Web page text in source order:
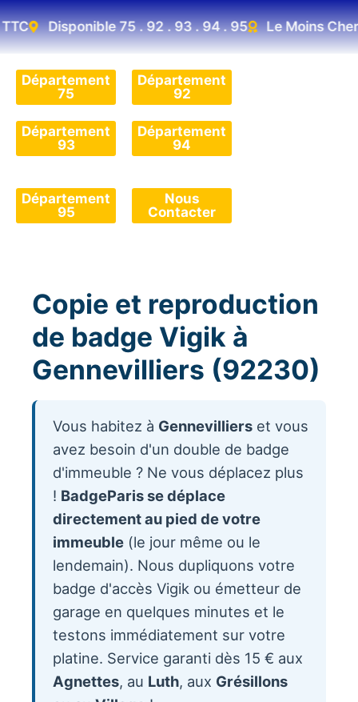
Disponible 75 . 92 . 93 . 94 . 95 Le Moins Cher
Département
75
Département
92
Département
93
Département
94
Département
95
Nous
Contacter
Copie et reproduction
de badge Vigik à
Gennevilliers (92230)
Vous habitez à Gennevilliers et vous
avez besoin d'un double de badge
d'immeuble ? Ne vous déplacez plus
! BadgeParis se déplace
directement au pied de votre
immeuble (le jour même ou le
lendemain). Nous dupliquons votre
badge d'accès Vigik ou émetteur de
garage en quelques minutes et le
testons immédiatement sur votre
platine. Service garanti dès 15 € aux
Agnettes, au Luth, aux Grésillons